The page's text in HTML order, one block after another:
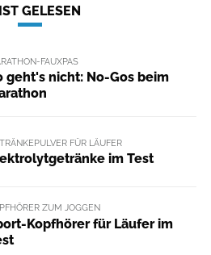
GELESEN
FAUXPAS
geht's nicht: No-Gos beim
FÜR LÄUFER
im Test
ZUM JOGGEN
Kopfhörer für Läufer im